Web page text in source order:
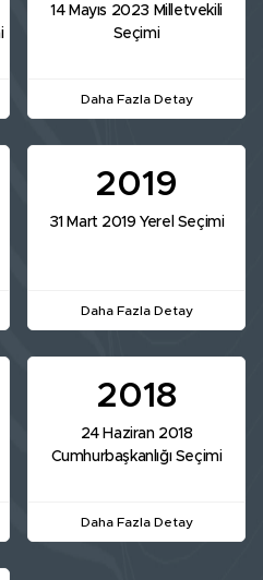
14 Mayıs 2023 Milletvekili
Seçimi
Daha Fazla Detay
2019
31 Mart 2019 Yerel Seçimi
Daha Fazla Detay
2018
24 Haziran 2018
Cumhurbaşkanlığı Seçimi
Daha Fazla Detay